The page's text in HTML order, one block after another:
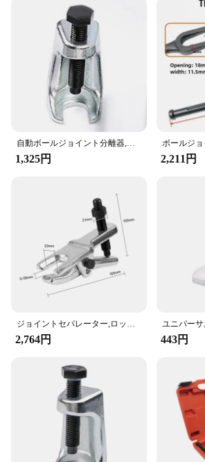
making it an ideal choice for tasks
reliability and precision. The
and effectiveness in removing rod
valuable asset for both wholesale
individual users. Its design is not
but also thoughtfully engineered to
risk of slippage, ensuring a safe
during the extraction process.
**Designed for Efficiency and
The Ball Head Extractor is not just
solution for professionals who
vendors and end-users alike. The
performance is enhanced by its
ends without causing damage to the
components, ensuring that the
system remains intact. Whether
large-scale project or a small repair,
designed to deliver consistent and
performance, making it an essential
自動ボールジョイント分離器,タイロッドエンドパルラー,エクストラクター,スプリッターリムーバー,ピットマンアーム,ピックアップ,ライトトラック
1,325円 2,211円
ジョイントセパレーター,ロッドエンド,車の修理ツール,ライトトラックアクセサリー,1個
2,764円 443円